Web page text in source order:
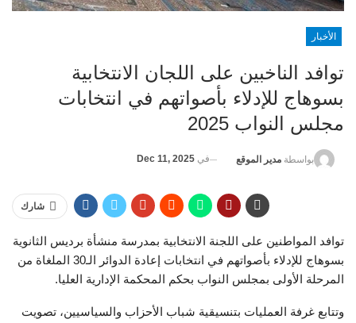
الأخبار
توافد الناخبين على اللجان الانتخابية
بسوهاج للإدلاء بأصواتهم في انتخابات
مجلس النواب 2025
بواسطة مدير الموقع في Dec 11, 2025
شارك
توافد المواطنين على اللجنة الانتخابية بمدرسة منشأة برديس الثانوية
بسوهاج للإدلاء بأصواتهم في انتخابات إعادة الدوائر الـ30 الملغاة من
المرحلة الأولى بمجلس النواب بحكم المحكمة الإدارية العليا.
وتتابع غرفة العمليات بتنسيقية شباب الأحزاب والسياسيين، تصويت